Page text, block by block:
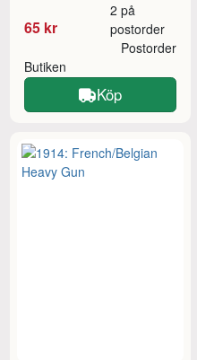
65 kr
2 på
postorder
Butiken
Postorder
Köp